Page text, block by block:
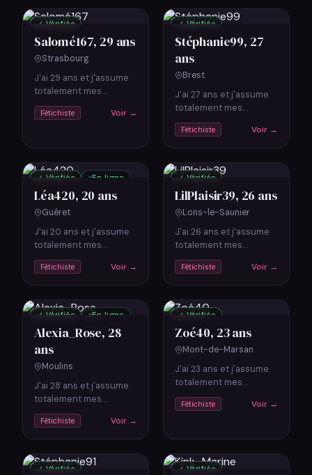
✓ Vérifiée
Salomé167, 29 ans
Strasbourg
J'ai 29 ans et j'assume
totalement mes
fétichismes. Je lis
beaucoup et j'adore les
Fétichiste Voir →
✓ Vérifiée
Stéphanie99, 27
ans
Brest
J'ai 27 ans et j'assume
totalement mes
fétichismes. J'adore les
animaux, j'ai un chien
adorable....…
Fétichiste Voir →
✓ Vérifiée En ligne
Léa420, 20 ans
Guéret
J'ai 20 ans et j'assume
totalement mes
fétichismes. Je travaille
dans la mode et j'adore
ça. J'ai...…
Fétichiste Voir →
✓ Vérifiée
LilPlaisir39, 26 ans
Lons-le-Saunier
J'ai 26 ans et j'assume
totalement mes
fétichismes. Je suis
artiste dans l'âme,
peinture et...…
Fétichiste Voir →
✓ Vérifiée En ligne
Alexia_Rose, 28
ans
Moulins
J'ai 28 ans et j'assume
totalement mes
fétichismes. Je suis fan
de mangas et de jeux
vidéo. J'ai...…
Fétichiste Voir →
✓ Vérifiée
Zoé40, 23 ans
Mont-de-Marsan
J'ai 23 ans et j'assume
totalement mes
fétichismes. J'adore les
animaux, j'ai un chien
Fétichiste Voir →
✓ Vérifiée ✓ Vérifiée